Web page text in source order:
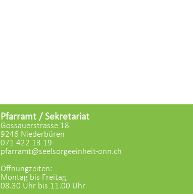
Pfarramt / Sekretariat
Gossauerstrasse 18
9246 Niederbüren
071 422 13 19
pfarramt@seelsorgeeinheit-onn.ch
Öffnungzeiten:
Montag bis Freitag
08.30 Uhr bis 11.00 Uhr